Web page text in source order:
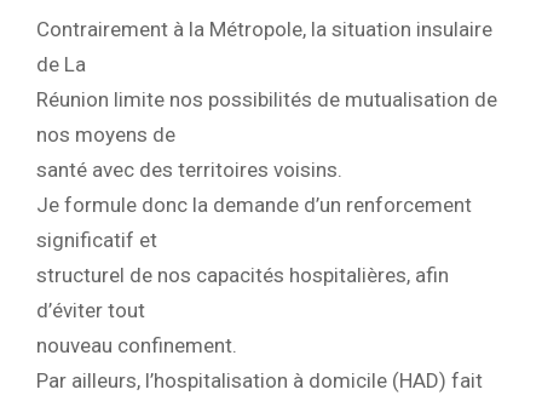
Contrairement à la Métropole, la situation insulaire
de La
Réunion limite nos possibilités de mutualisation de
nos moyens de
santé avec des territoires voisins.
Je formule donc la demande d’un renforcement
significatif et
structurel de nos capacités hospitalières, afin
d’éviter tout
nouveau confinement.
Par ailleurs, l’hospitalisation à domicile (HAD) fait